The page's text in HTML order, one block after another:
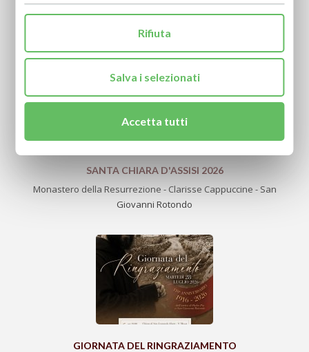
ULTIME NOTIZIE
SANTA CHIARA D'ASSISI 2026
Monastero della Resurrezione - Clarisse Cappuccine - San
Giovanni Rotondo
GIORNATA DEL RINGRAZIAMENTO
Rifiuta
Salva i selezionati
Accetta tutti